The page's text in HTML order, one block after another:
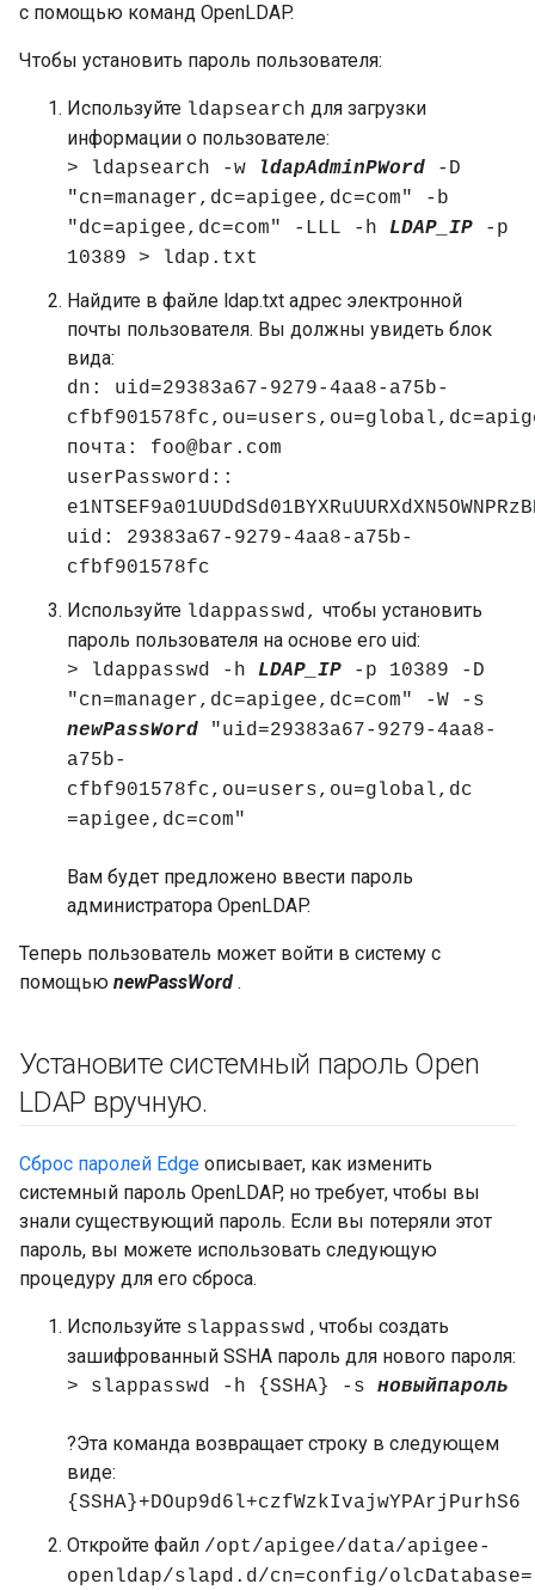
с помощью команд OpenLDAP.
Чтобы установить пароль пользователя:
Используйте ldapsearch для загрузки
информации о пользователе:
> ldapsearch -w ldapAdminPWord -D
"cn=manager,dc=apigee,dc=com" -b
"dc=apigee,dc=com" -LLL -h LDAP_IP -p
10389 > ldap.txt
Найдите в файле ldap.txt адрес электронной
почты пользователя. Вы должны увидеть блок
вида:
dn: uid=29383a67-9279-4aa8-a75b-
почта: foo@bar.com
userPassword::
uid: 29383a67-9279-4aa8-a75b-
cfbf901578fc
Используйте ldappasswd, чтобы установить
пароль пользователя на основе его uid:
> ldappasswd -h LDAP_IP -p 10389 -D
"cn=manager,dc=apigee,dc=com" -W -s
newPassWord "uid=29383a67-9279-4aa8-
a75b-
cfbf901578fc,ou=users,ou=global,dc
=apigee,dc=com"
Вам будет предложено ввести пароль
администратора OpenLDAP.
Теперь пользователь может войти в систему с
помощью newPassWord .
Установите системный пароль Open
LDAP вручную.
Сброс паролей Edge описывает, как изменить
системный пароль OpenLDAP, но требует, чтобы вы
знали существующий пароль. Если вы потеряли этот
пароль, вы можете использовать следующую
процедуру для его сброса.
Используйте slappasswd , чтобы создать
зашифрованный SSHA пароль для нового пароля:
> slappasswd -h {SSHA} -s новыйпароль
?Эта команда возвращает строку в следующем
виде:
{SSHA}+DOup9d6l+czfWzkIvajwYPArjPurhS6
Откройте файл /opt/apigee/data/apigee-
openldap/slapd.d/cn=config/olcDatabase=